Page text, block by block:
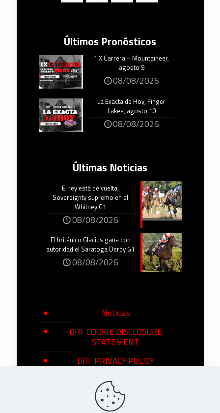
Últimos Pronósticos
1 X Carrera – Mountaineer,
agosto 9
08/08/2026
La Exacta de Hoy, Finger
Lakes, agosto 10
08/08/2026
Últimas Noticias
El rey está de vuelta,
Sovereignty supremo en el
Whitney G1
08/08/2026
El británico Glacius gana con
autoridad el Saratoga Derby G1
08/08/2026
Noticias
DRF COOKIE DISCLOSURE
STATEMENT
DRF PRIVACY POLICY